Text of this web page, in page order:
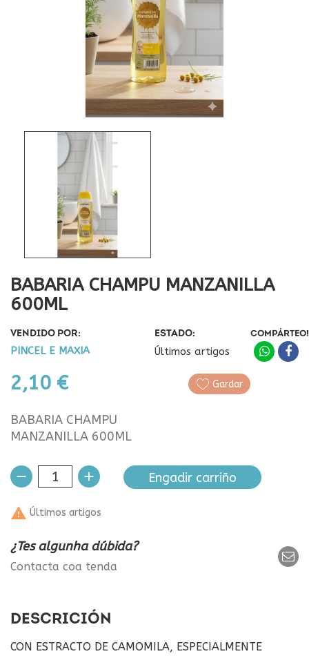
BABARIA CHAMPU MANZANILLA
600ML
VENDIDO POR:
PINCEL E MAXIA
ESTADO:
Últimos artigos
2,10 €
COMPÁRTEO!
Gardar
BABARIA CHAMPU
MANZANILLA 600ML
Engadir carriño
 Últimos artigos
¿Tes algunha dúbida?
Contacta coa tenda
DESCRICIÓN
CON ESTRACTO DE CAMOMILA, ESPECIALMENTE